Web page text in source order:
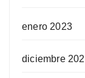
enero 2023
diciembre